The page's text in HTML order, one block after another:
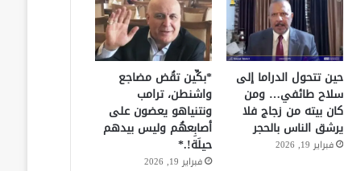
حين تتحول الدراما إلى
سلاح طائفي… ومن
كان بيته من زجاج فلا
يرشق الناس بالحجر
فبراير 19, 2026
*بكِّين تقُض مضاجع
واشنطن، ترامب
ونتنياهو يعضون على
أصابِعهُم وليس بيدهم
حيلَة!.*
فبراير 19, 2026